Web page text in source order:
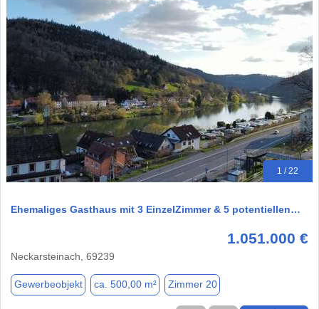
1 / 22
Ehemaliges Gasthaus mit 3 EinzelZimmer & 5 potentiellen…
1.051.000 €
Neckarsteinach, 69239
Gewerbeobjekt ca. 500,00 m² Zimmer 20